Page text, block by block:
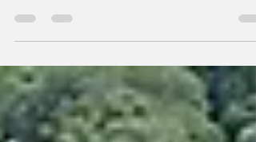
odontoiatrica nella zona attraverso un...